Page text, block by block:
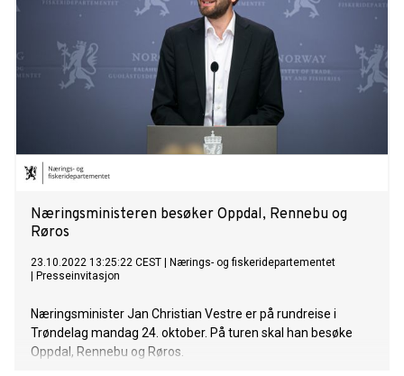
Næringsministeren besøker Oppdal, Rennebu og
Røros
23.10.2022 13:25:22 CEST
Nærings- og fiskeridepartementet
Presseinvitasjon
Næringsminister Jan Christian Vestre er på rundreise i
Trøndelag mandag 24. oktober. På turen skal han besøke
Oppdal, Rennebu og Røros.